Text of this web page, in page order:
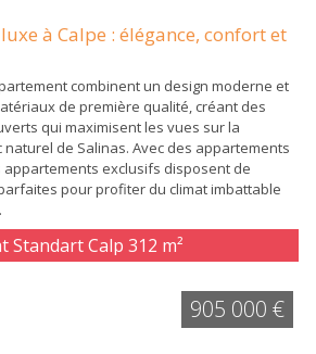
à Calpe : élégance, confort et
combinent un design moderne et
de première qualité, créant des
qui maximisent les vues sur la
de Salinas. Avec des appartements
appartements exclusifs disposent de
pour profiter du climat imbattable
Standart Calp 312 m²
905 000 €